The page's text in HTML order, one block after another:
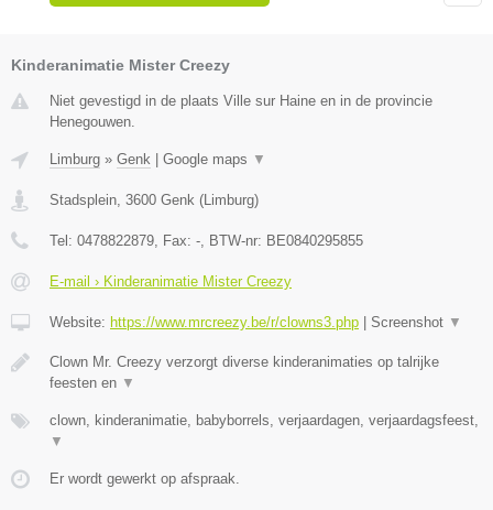
Kinderanimatie Mister Creezy
Niet gevestigd in de plaats Ville sur Haine en in de provincie
Henegouwen.
Limburg » Genk Google maps ▼
Stadsplein, 3600 Genk (Limburg)
Tel: 0478822879, Fax: -, BTW-nr: BE0840295855
E-mail › Kinderanimatie Mister Creezy
Website: https://www.mrcreezy.be/r/clowns3.php Screenshot ▼
Clown Mr. Creezy verzorgt diverse kinderanimaties op talrijke
feesten en ▼
clown, kinderanimatie, babyborrels, verjaardagen, verjaardagsfeest,
▼
Er wordt gewerkt op afspraak.